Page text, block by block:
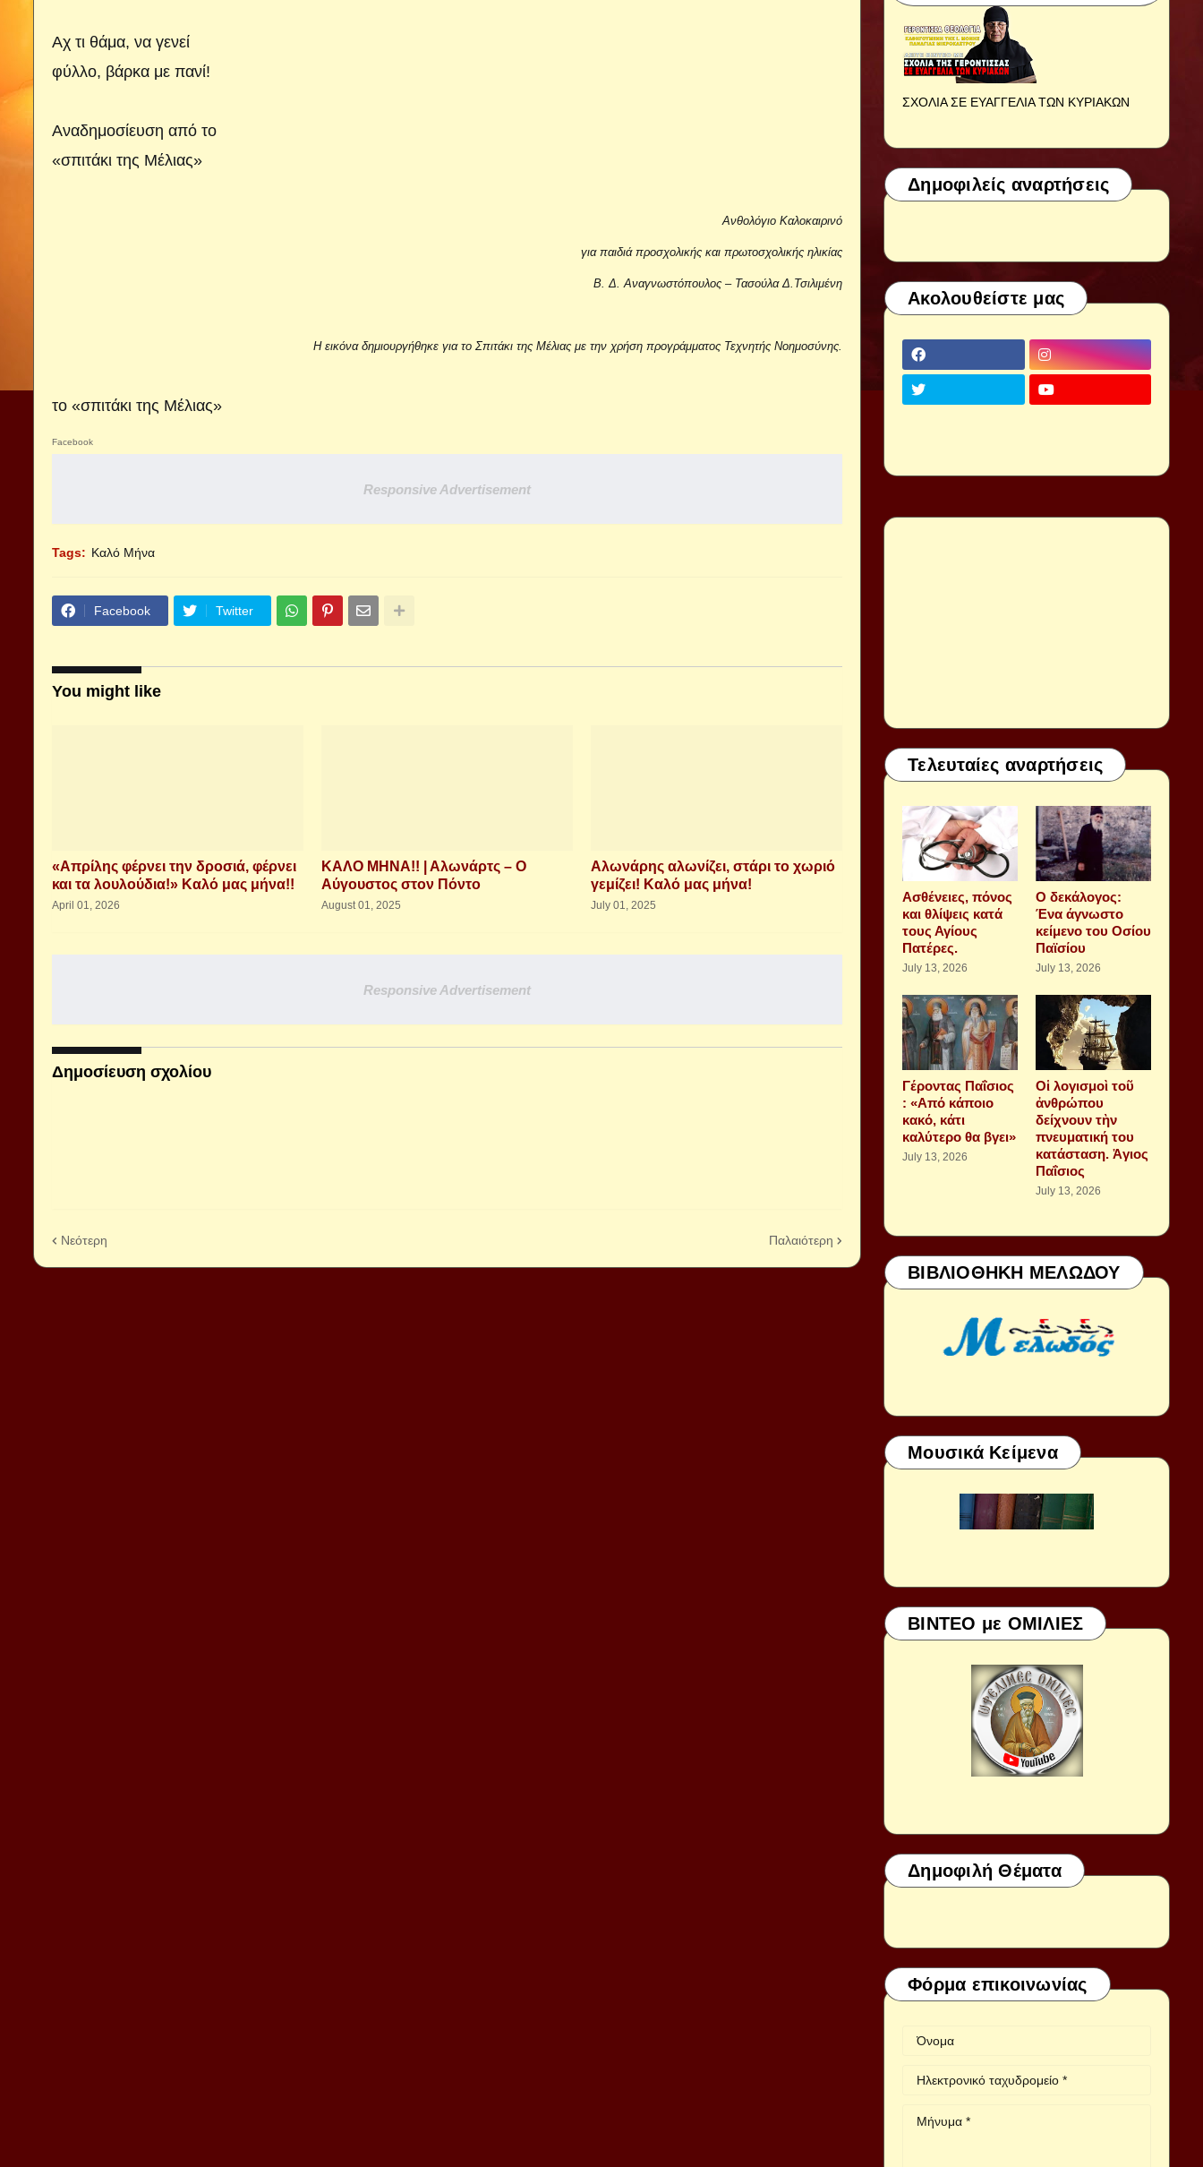
Αχ τι θάμα, να γενεί
φύλλο, βάρκα με πανί!
Αναδημοσίευση από το
«σπιτάκι της Μέλιας»
Ανθολόγιο Καλοκαιρινό
για παιδιά προσχολικής και πρωτοσχολικής ηλικίας
Β. Δ. Αναγνωστόπουλος – Τασούλα Δ.Τσιλιμένη
Η εικόνα δημιουργήθηκε για το Σπιτάκι της Μέλιας με την χρήση προγράμματος Τεχνητής Νοημοσύνης.
το «σπιτάκι της Μέλιας»
Facebook
Responsive Advertisement
Tags: Καλό Μήνα
Facebook Twitter
You might like
«Απρίλης φέρνει την δροσιά, φέρνει
και τα λουλούδια!» Καλό μας μήνα!!
April 01, 2026
ΚΑΛΟ ΜΗΝΑ!! | Αλωνάρτς – Ο
Αύγουστος στον Πόντο
August 01, 2025
Αλωνάρης αλωνίζει, στάρι το χωριό
γεμίζει! Καλό μας μήνα!
July 01, 2025
Responsive Advertisement
Δημοσίευση σχολίου
Νεότερη Παλαιότερη
ΣΧΟΛΙΑ ΣΕ ΕΥΑΓΓΕΛΙΑ ΤΩΝ ΚΥΡΙΑΚΩΝ
Δημοφιλείς αναρτήσεις
Ακολουθείστε μας
Τελευταίες αναρτήσεις
Aσθένειες, πόνος
και θλίψεις κατά
τους Αγίους
Πατέρες.
July 13, 2026
Ο δεκάλογος:
Ένα άγνωστο
κείμενο του Οσίου
Παϊσίου
July 13, 2026
Γέροντας Παΐσιος
: «Από κάποιο
κακό, κάτι
καλύτερο θα βγει»
July 13, 2026
Οἱ λογισμοὶ τοῦ
ἀνθρώπου
δείχνουν τὴν
πνευματική του
κατάσταση. Ἁγιος
Παΐσιος
July 13, 2026
ΒΙΒΛΙΟΘΗΚΗ ΜΕΛΩΔΟΥ
Μουσικά Κείμενα
ΒΙΝΤΕΟ με ΟΜΙΛΙΕΣ
Δημοφιλή Θέματα
Φόρμα επικοινωνίας